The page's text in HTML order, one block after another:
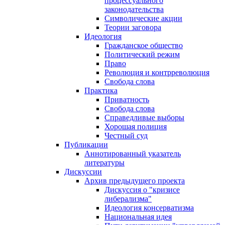
законодательства
Символические акции
Теории заговора
Идеология
Гражданское общество
Политический режим
Право
Революция и контрреволюция
Свобода слова
Практика
Приватность
Свобода слова
Справедливые выборы
Хорошая полиция
Честный суд
Публикации
Аннотированный указатель
литературы
Дискуссии
Архив предыдущего проекта
Дискуссия о "кризисе
либерализма"
Идеология консерватизма
Национальная идея